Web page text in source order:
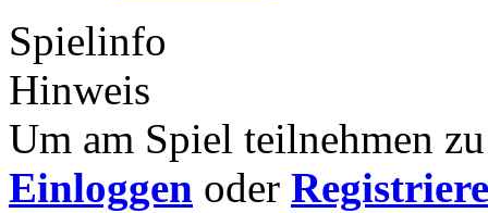
Spielinfo
Hinweis
Um am Spiel teilnehmen
Einloggen oder